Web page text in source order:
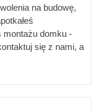
na budowę,
montażu domku -
się z nami, a